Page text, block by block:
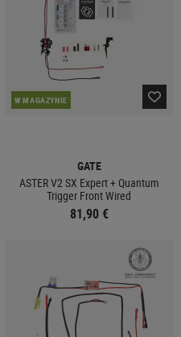
W MAGAZYNIE
GATE
ASTER V2 SX Expert + Quantum
Trigger Front Wired
81,90 €